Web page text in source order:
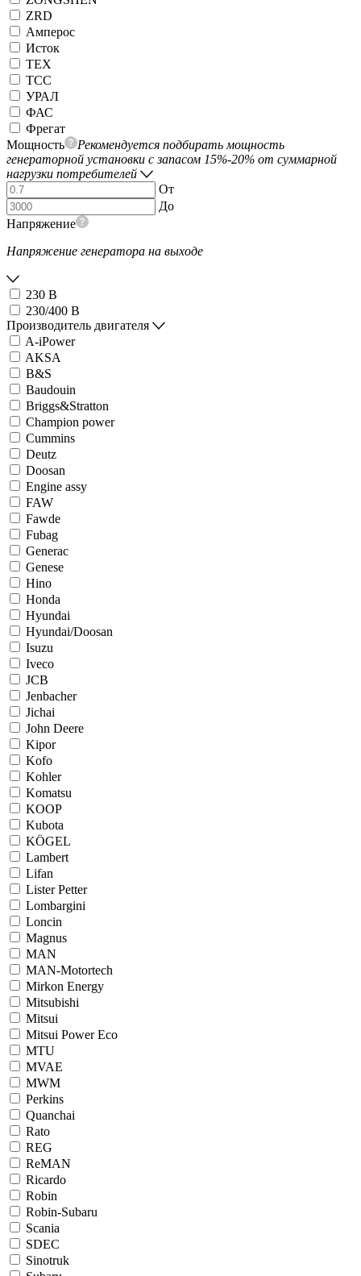
ZRD
Амперос
Исток
ТЕХ
ТСС
УРАЛ
ФАС
Фрегат
Мощность
Рекомендуется подбирать мощность
генераторной установки с запасом 15%-20% от суммарной
нагрузки потребителей
От
До
Напряжение
Напряжение генератора на выходе
230 В
230/400 В
Производитель двигателя
A-iPower
AKSA
B&S
Baudouin
Briggs&Stratton
Champion power
Cummins
Deutz
Doosan
Engine assy
FAW
Fawde
Fubag
Generac
Genese
Hino
Honda
Hyundai
Hyundai/Doosan
Isuzu
Iveco
JCB
Jenbacher
Jichai
John Deere
Kipor
Kofo
Kohler
Komatsu
KOOP
Kubota
KÖGEL
Lambert
Lifan
Lister Petter
Lombargini
Loncin
Magnus
MAN
MAN-Motortech
Mirkon Energy
Mitsubishi
Mitsui
Mitsui Power Eco
MTU
MVAE
MWM
Perkins
Quanchai
Rato
REG
ReMAN
Ricardo
Robin
Robin-Subaru
Scania
SDEC
Sinotruk